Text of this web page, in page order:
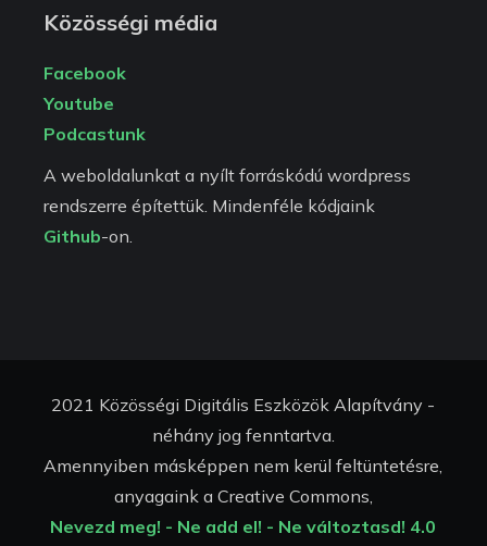
Közösségi média
Facebook
Youtube
Podcastunk
A weboldalunkat a nyílt forráskódú wordpress
rendszerre építettük. Mindenféle kódjaink
Github-on.
2021 Közösségi Digitális Eszközök Alapítvány -
néhány jog fenntartva.
Amennyiben másképpen nem kerül feltüntetésre,
anyagaink a Creative Commons,
Nevezd meg! - Ne add el! - Ne változtasd! 4.0